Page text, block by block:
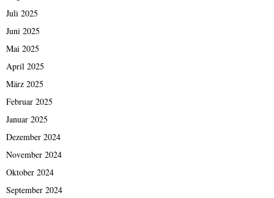
Juli 2025
Juni 2025
Mai 2025
April 2025
März 2025
Februar 2025
Januar 2025
Dezember 2024
November 2024
Oktober 2024
September 2024